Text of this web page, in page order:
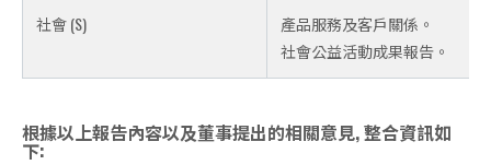
社會 (S)
產品服務及客戶關係。
社會公益活動成果報告。
根據以上報告內容以及董事提出的相關意見, 整合資訊如
下: